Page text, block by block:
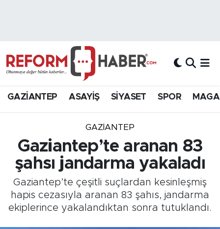
GAZİANTEP ASAYİŞ SİYASET SPOR
GAZIANTEP
Gaziantep’te aranan 83
şahsı jandarma yakaladı
Gaziantep’te çeşitli suçlardan kesinleşmiş
hapis cezasıyla aranan 83 şahıs, jandarma
ekiplerince yakalandıktan sonra tutuklandı.
Hava Durumu
Süper Lig Puan Durumu ve Fikstür
Tüm Manşetler
Son Dakika Haberleri
Haber Arşivi